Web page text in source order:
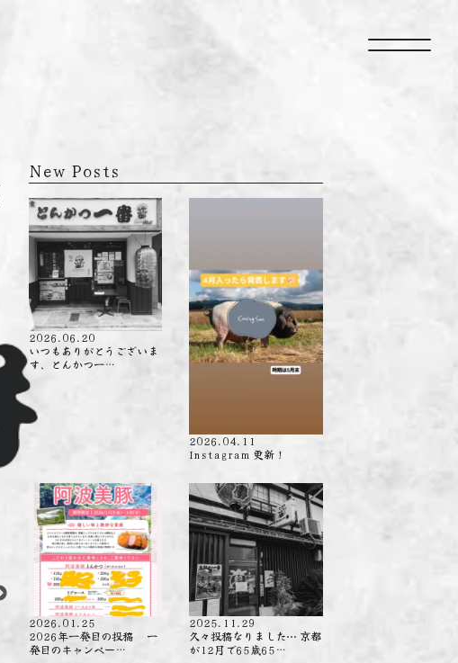
New Posts
2026.06.20
いつもありがとうございま
す、とんかつ一…
2026.04.11
Instagram 更新！
2026.01.25
2026年一発目の投稿 一
発目のキャンペー…
2025.11.29
久々投稿なりました⋯ 京都
が12月で65歳65…